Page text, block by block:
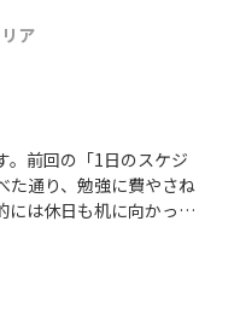
ア
。前回の「1日のスケジ
た通り、勉強に費やさね
には休日も机に向かっ…